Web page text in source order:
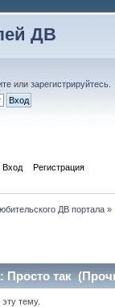
ДВ
или зарегистрируйтесь
Вход Регистрация
ДВ портала»
Просто так
тему.